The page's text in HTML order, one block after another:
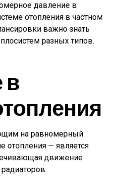
давление в
отопления в частном
важно знать
разных типов.
в
на равномерный
отопления — является
движение